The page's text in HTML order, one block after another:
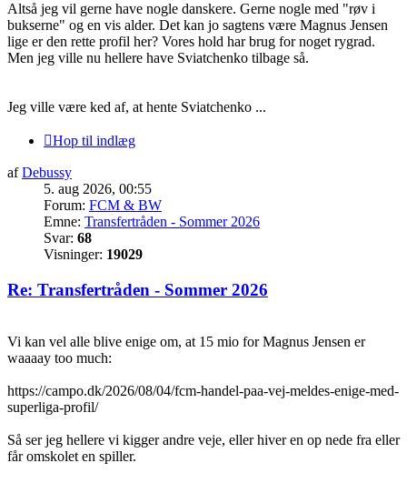
Altså jeg vil gerne have nogle danskere. Gerne nogle med "røv i
bukserne" og en vis alder. Det kan jo sagtens være Magnus Jensen
lige er den rette profil her? Vores hold har brug for noget rygrad.
Men jeg ville nu hellere have Sviatchenko tilbage så.
Jeg ville være ked af, at hente Sviatchenko ...
Hop til indlæg
afDebussy
5. aug 2026, 00:55
Forum: FCM & BW
Emne: Transfertråden - Sommer 2026
Svar: 68
Visninger: 19029
Re: Transfertråden - Sommer 2026
Vi kan vel alle blive enige om, at 15 mio for Magnus Jensen er
waaaay too much:
https://campo.dk/2026/08/04/fcm-handel-paa-vej-meldes-enige-med-
superliga-profil/
Så ser jeg hellere vi kigger andre veje, eller hiver en op nede fra eller
får omskolet en spiller.